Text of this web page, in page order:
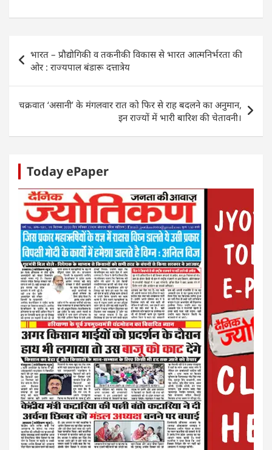
at
s
A
p
p
c
e
b
o
o
itt
er
k
e
dI
n
ss
e
n
g
er
ar
e
navigation
भारत – प्रौद्योगिकी व तकनीकी विकास से भारत आत्मनिर्भरता की
ओर : राज्यपाल बंडारू दत्तात्रेय
चक्रवात ‘असानी’ के मंगलवार रात को फिर से राह बदलने का अनुमान,
इन राज्यों में भारी बारिश की चेतावनी।
Today ePaper